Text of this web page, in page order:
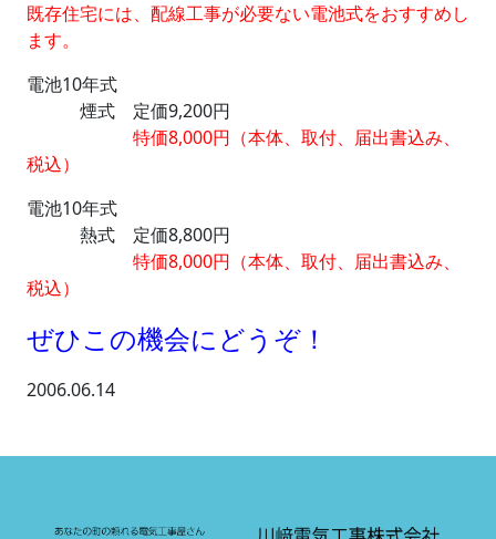
既存住宅には、配線工事が必要ない電池式をおすすめし
ます。
電池10年式
煙式 定価9,200円
特価8,000円（本体、取付、届出書込み、
税込）
電池10年式
熱式 定価8,800円
特価8,000円（本体、取付、届出書込み、
税込）
ぜひこの機会にどうぞ！
2006.06.14